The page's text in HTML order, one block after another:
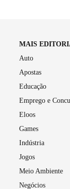
MAIS
Auto
Apostas
Educação
Emprego e
Eloos
Games
Indústria
Jogos
Meio Ambiente
Negócios